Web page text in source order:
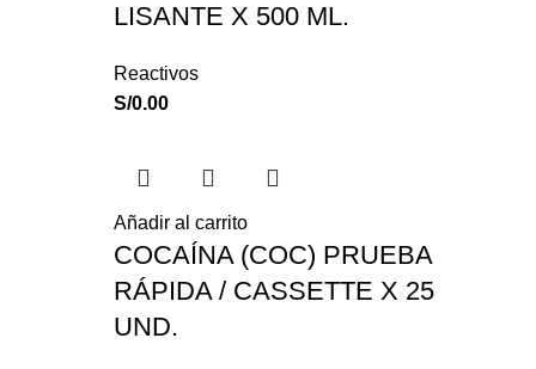
LISANTE X 500 ML.
Reactivos
S/0.00
Añadir al carrito
COCAÍNA (COC) PRUEBA
RÁPIDA / CASSETTE X 25
UND.